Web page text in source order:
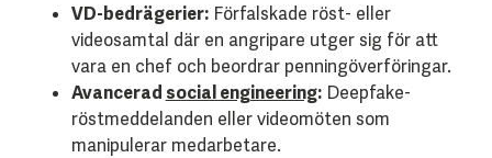
VD-bedrägerier:Förfalskade röst- eller
videosamtal där en angripare utger sig för att
vara en chef och beordrar penningöverföringar.
Avancerad social engineering:Deepfake-
röstmeddelanden eller videomöten som
manipulerar medarbetare.